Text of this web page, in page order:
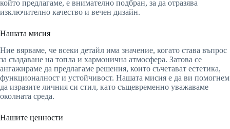
който предлагаме, е внимателно подбран, за да отразява
изключително качество и вечен дизайн.
Нашата мисия
Ние вярваме, че всеки детайл има значение, когато става въпрос
за създаване на топла и хармонична атмосфера. Затова се
ангажираме да предлагаме решения, които съчетават естетика,
функционалност и устойчивост. Нашата мисия е да ви помогнем
да изразите личния си стил, като същевременно уважаваме
околната среда.
Нашите ценности